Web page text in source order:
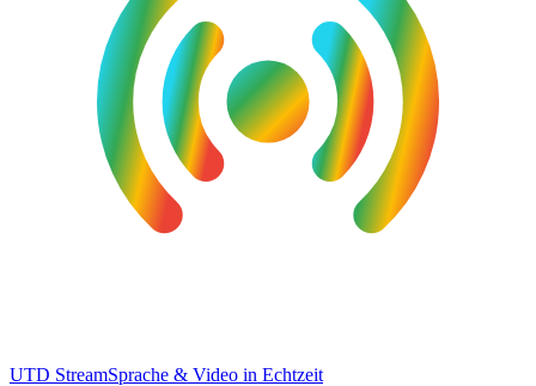
UTD StreamSprache & Video in Echtzeit